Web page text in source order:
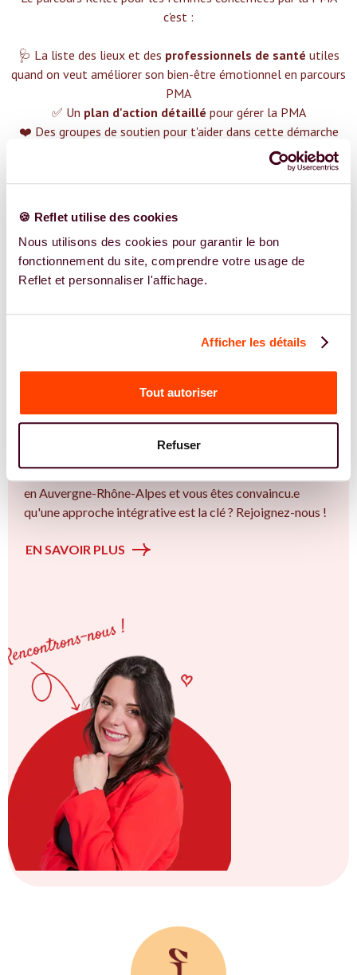
🍪 Reflet utilise des cookies
Nous utilisons des cookies pour garantir le bon
fonctionnement du site, comprendre votre usage de
Reflet et personnaliser l'affichage.
Afficher les détails
Tout autoriser
Refuser
c'est :‍
🩺 La liste des lieux et des professionnels de santé utiles
quand on veut améliorer son bien-être émotionnel en parcours
PMA
✅ Un plan d'action détaillé pour gérer la PMA
❤️ Des groupes de soutien pour t'aider dans cette démarche
😉 Du contenu avec tout ce que tu dois savoir surla PMA
TROUVER UN SPÉCIALISTE
Plus de 400 femmes déjà accompagnées !
Vous êtes Diététicienne expert.e.s en PMA ?
Vous êtes Diététicienne spécialiste dans dans
l'accompagnement des femmes et des couples sur la
Insémination, FIV, don de gamètes : comprendre les
options pour avancer sereinement. Vous êtes à Annecy ou
en Auvergne-Rhône-Alpes et vous êtes convaincu.e
qu'une approche intégrative est la clé ? Rejoignez-nous !
EN SAVOIR PLUS